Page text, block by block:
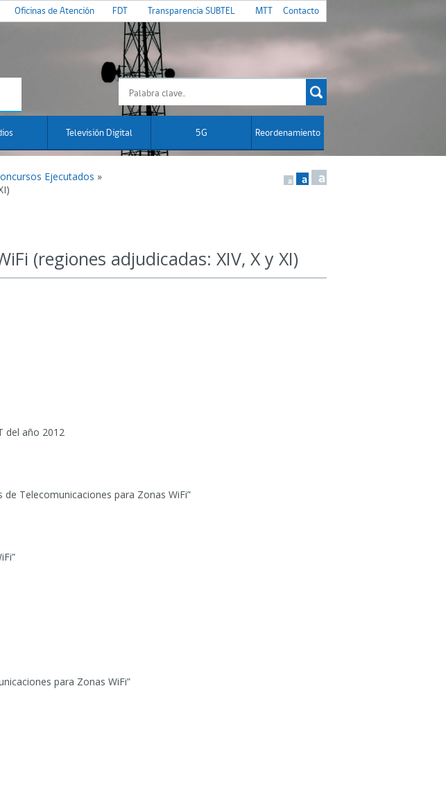
Oficinas de Atención FDT Transparencia SUBTEL MTT Contacto
Televisión Digital 5G Reordenamiento
Ejecutados »
a a a
(regiones adjudicadas: XIV, X y XI)
del año 2012
de Telecomunicaciones para Zonas WiFi”
para Zonas WiFi”